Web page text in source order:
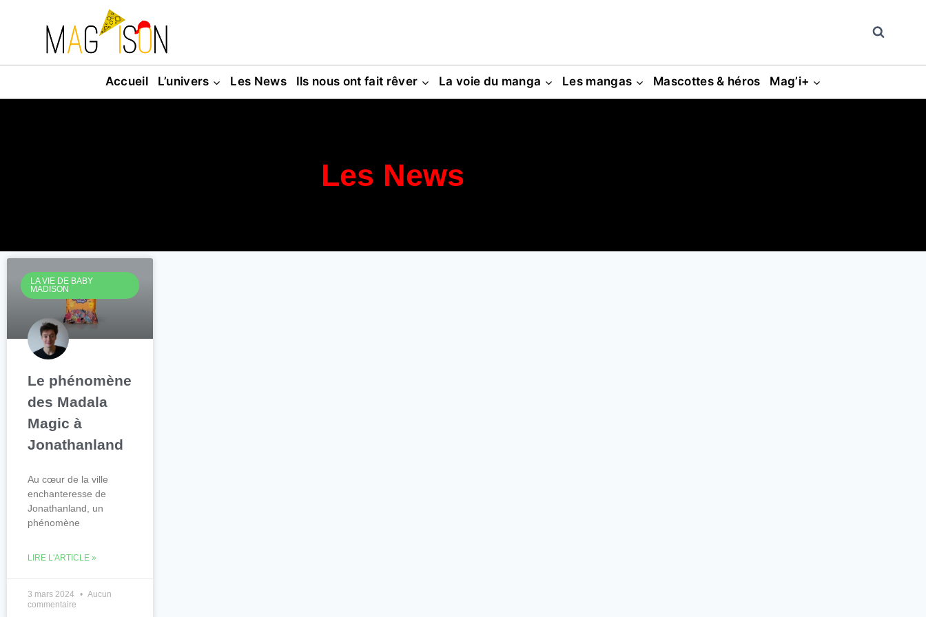
Accueil L’univers Les News Ils nous ont fait rêver La voie du manga Les mangas Mascottes & héros Mag’i+
Les News
LA VIE DE BABY
MADISON
Le phénomène
des Madala
Magic à
Jonathanland
Au cœur de la ville
enchanteresse de
Jonathanland, un
phénomène
LIRE L'ARTICLE »
3 mars 2024
Aucun
commentaire